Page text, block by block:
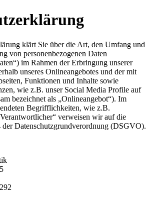
klärt Sie über die Art, den Umfang und
von personenbezogenen Daten
im Rahmen der Erbringung unserer
unseres Onlineangebotes und der mit
Funktionen und Inhalte sowie
wie z.B. unser Social Media Profile auf
bezeichnet als „Onlineangebot“). Im
Begrifflichkeiten, wie z.B.
verweisen wir auf die
Datenschutzgrundverordnung (DSGVO).